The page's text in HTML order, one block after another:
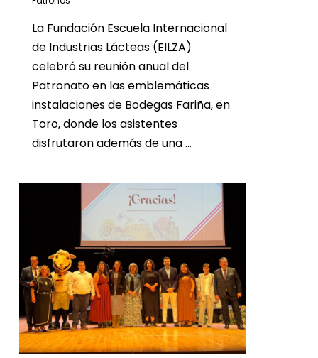
La Fundación Escuela Internacional
de Industrias Lácteas (EILZA)
celebró su reunión anual del
Patronato en las emblemáticas
instalaciones de Bodegas Fariña, en
Toro, donde los asistentes
disfrutaron además de una …